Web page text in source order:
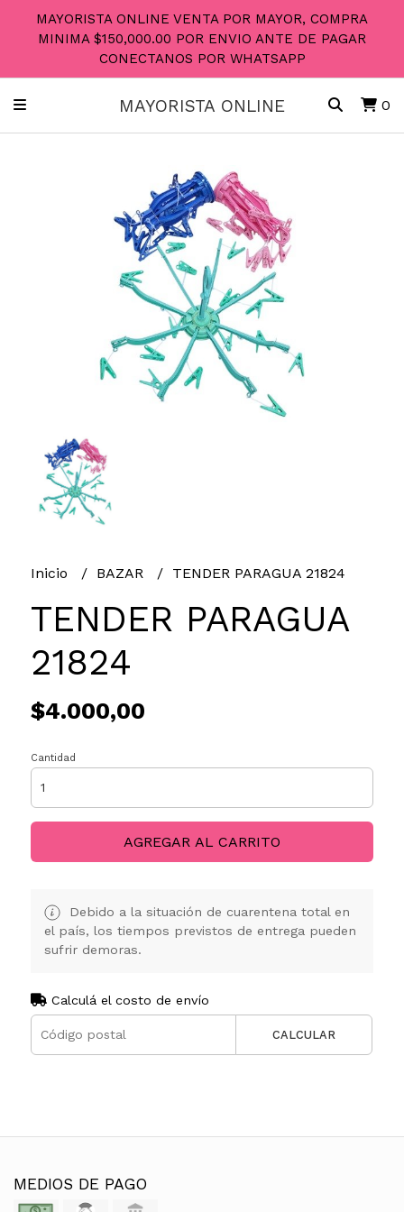
MAYORISTA ONLINE VENTA POR MAYOR, COMPRA
MINIMA $150,000.00 POR ENVIO ANTE DE PAGAR
CONECTANOS POR WHATSAPP
MAYORISTA ONLINE 0
Inicio BAZAR TENDER PARAGUA 21824
TENDER PARAGUA
21824
$4.000,00
Cantidad
AGREGAR AL CARRITO
Debido a la situación de cuarentena total en
el país, los tiempos previstos de entrega pueden
sufrir demoras.
Calculá el costo de envío
CALCULAR
MEDIOS DE PAGO